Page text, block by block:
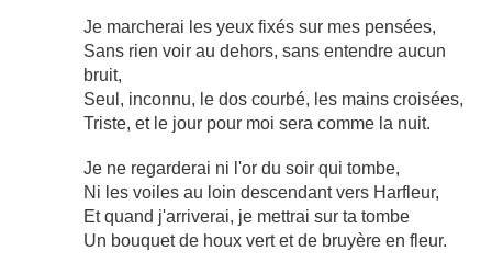
Je marcherai les yeux fixés sur mes pensées,
Sans rien voir au dehors, sans entendre aucun
bruit,
Seul, inconnu, le dos courbé, les mains croisées,
Triste, et le jour pour moi sera comme la nuit.
Je ne regarderai ni l'or du soir qui tombe,
Ni les voiles au loin descendant vers Harfleur,
Et quand j'arriverai, je mettrai sur ta tombe
Un bouquet de houx vert et de bruyère en fleur.